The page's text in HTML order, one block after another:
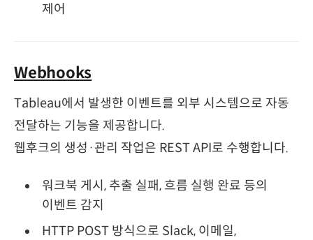
제어
Webhooks
Tableau에서 발생한 이벤트를 외부 시스템으로 자동
전달하는 기능을 제공합니다.
웹후크의 생성·관리 작업은 REST API로 수행합니다.
워크북 게시, 추출 실패, 흐름 실행 완료 등의
이벤트 감지
HTTP POST 방식으로 Slack, 이메일,